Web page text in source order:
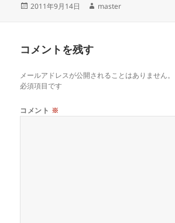
投
2011年9月14日
作
master
コメントを残す
メールアドレスが公開されることはありません。
必須項目です
コメント ※